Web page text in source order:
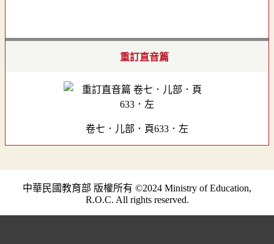
重訂直音篇
卷七．儿部．頁633．左
中華民國教育部 版權所有 ©2024 Ministry of Education,
R.O.C. All rights reserved.